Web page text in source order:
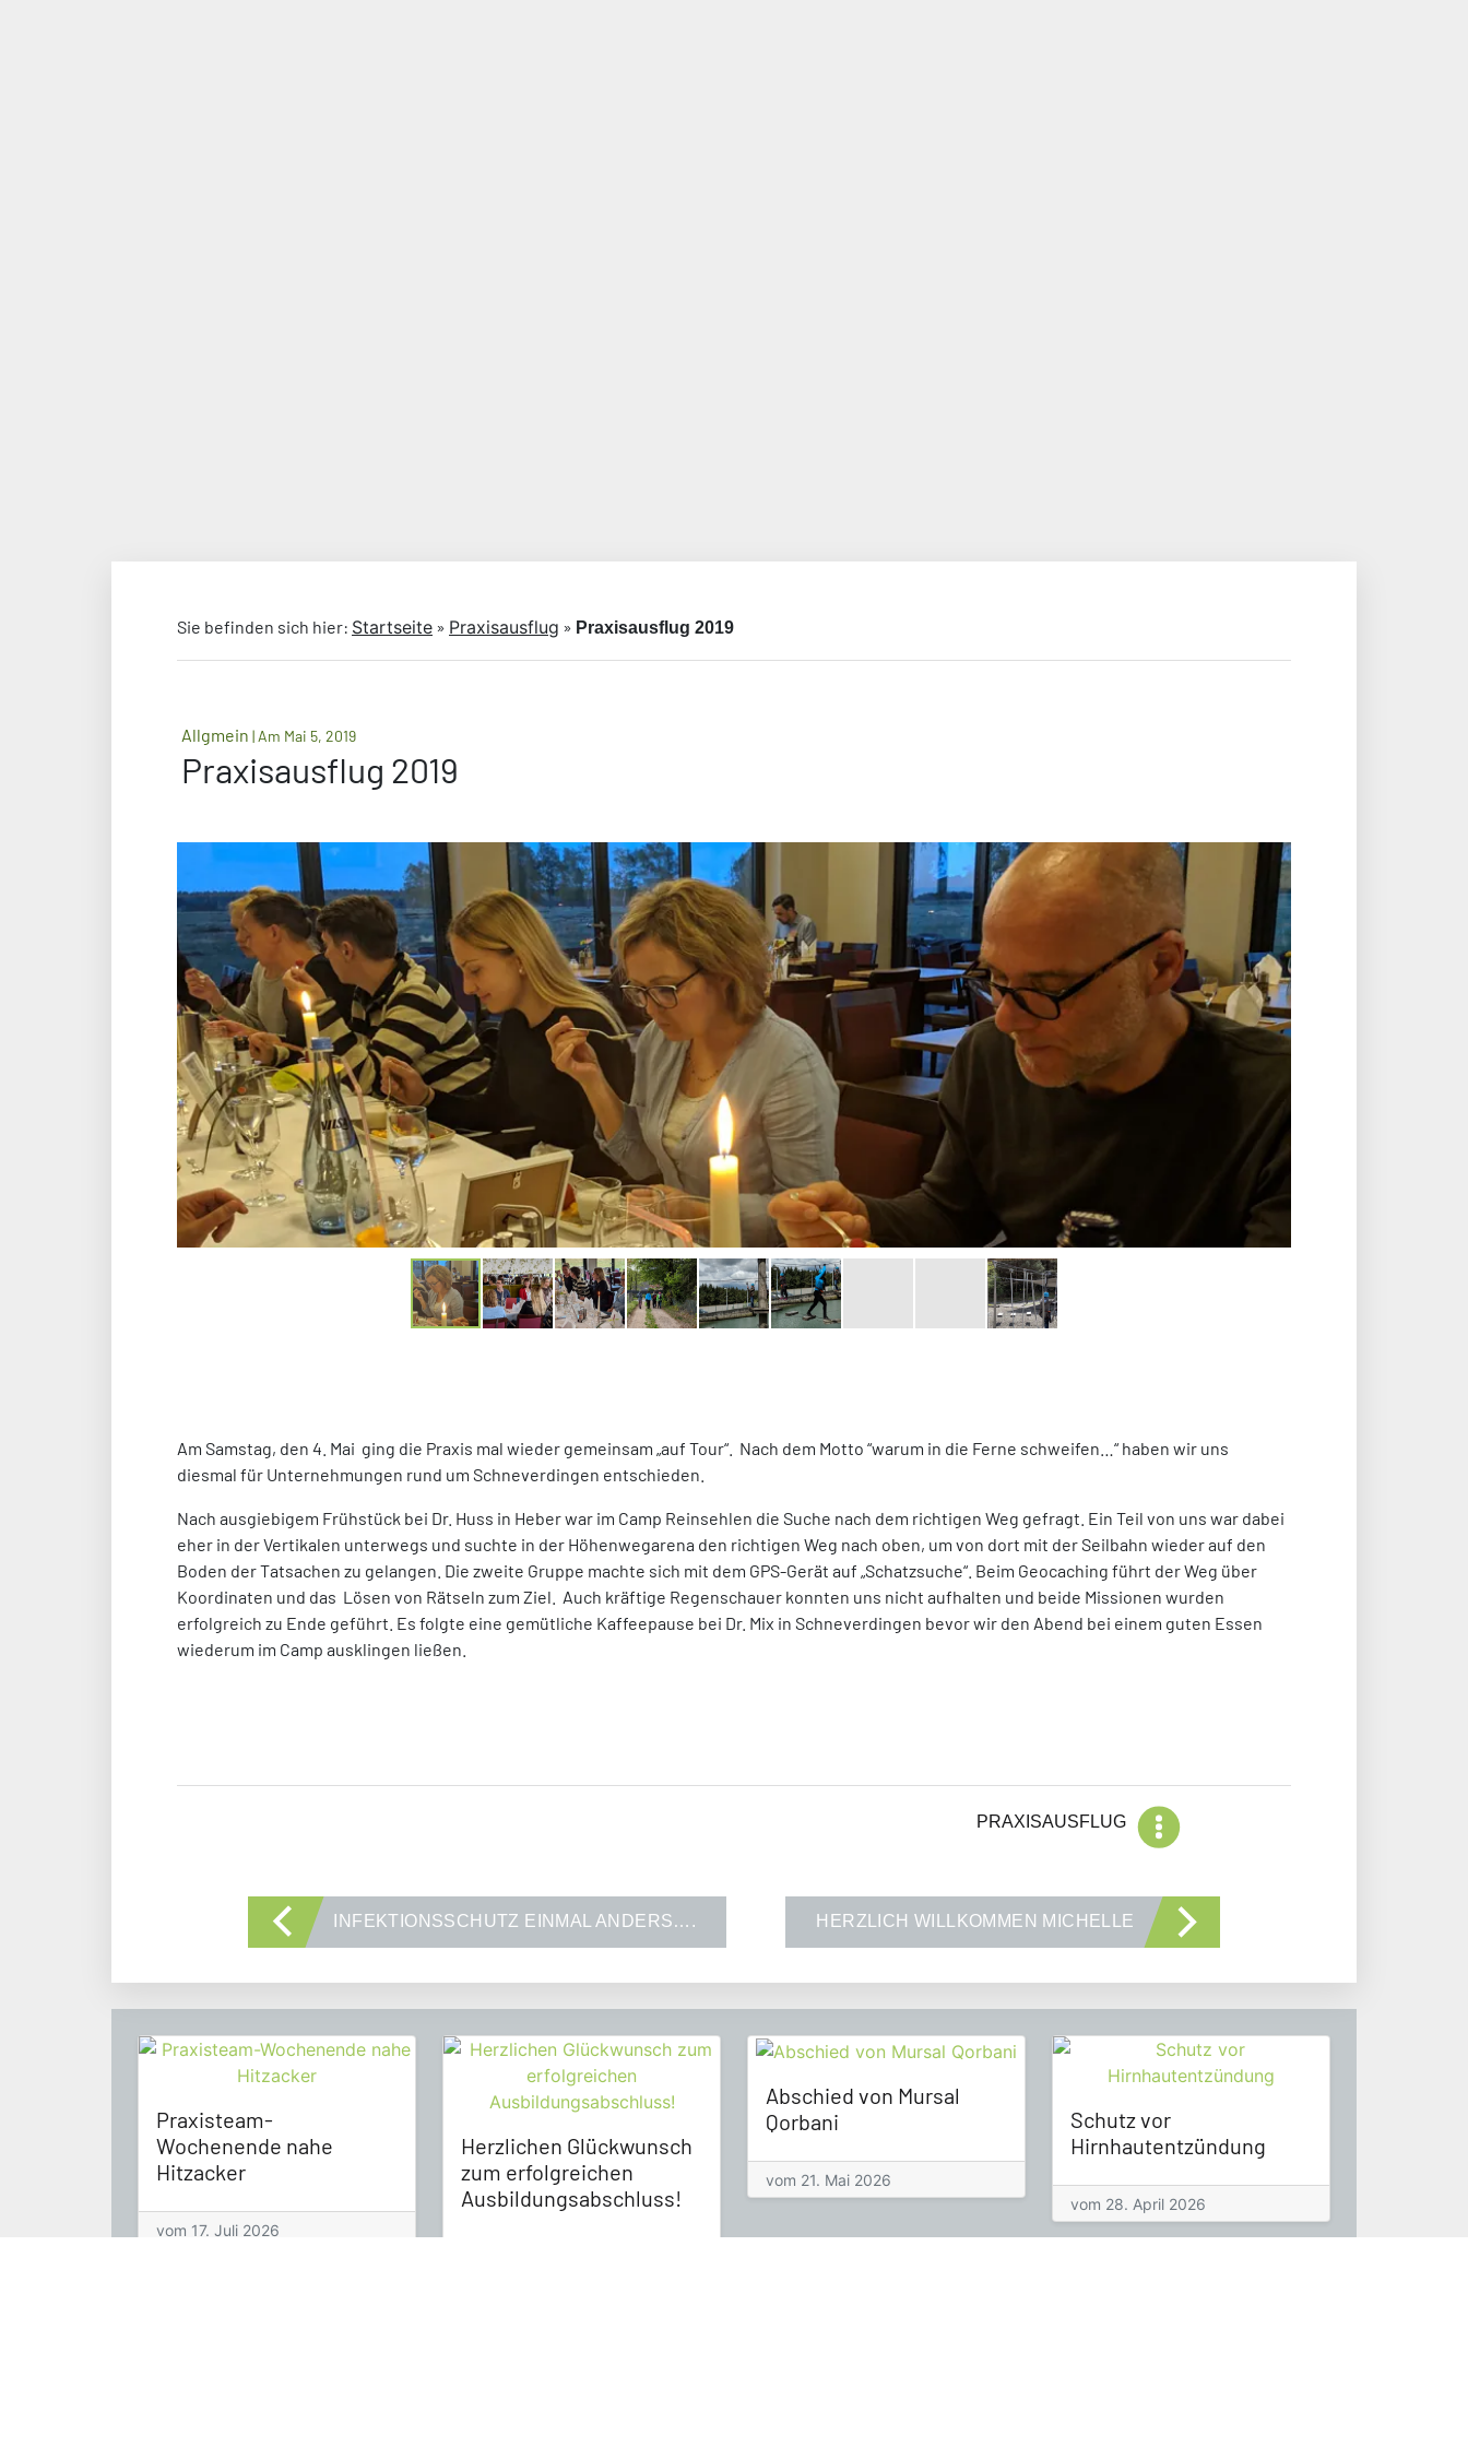
Sie befinden sich hier: Startseite » Praxisausflug » Praxisausflug 2019
Allgmein | Am Mai 5, 2019
Praxisausflug 2019
Am Samstag, den 4. Mai ging die Praxis mal wieder gemeinsam „auf Tour“. Nach dem Motto “warum in die Ferne schweifen…“ haben wir uns
diesmal für Unternehmungen rund um Schneverdingen entschieden.
Nach ausgiebigem Frühstück bei Dr. Huss in Heber war im Camp Reinsehlen die Suche nach dem richtigen Weg gefragt. Ein Teil von uns war dabei
eher in der Vertikalen unterwegs und suchte in der Höhenwegarena den richtigen Weg nach oben, um von dort mit der Seilbahn wieder auf den
Boden der Tatsachen zu gelangen. Die zweite Gruppe machte sich mit dem GPS-Gerät auf „Schatzsuche“. Beim Geocaching führt der Weg über
Koordinaten und das Lösen von Rätseln zum Ziel. Auch kräftige Regenschauer konnten uns nicht aufhalten und beide Missionen wurden
erfolgreich zu Ende geführt. Es folgte eine gemütliche Kaffeepause bei Dr. Mix in Schneverdingen bevor wir den Abend bei einem guten Essen
wiederum im Camp ausklingen ließen.
PRAXISAUSFLUG
INFEKTIONSSCHUTZ EINMAL ANDERS…. HERZLICH WILLKOMMEN MICHELLE
Praxisteam-
Wochenende nahe
Hitzacker
vom 17. Juli 2026
Herzlichen Glückwunsch
zum erfolgreichen
Ausbildungsabschluss!
Abschied von Mursal
Qorbani
vom 21. Mai 2026
Schutz vor
Hirnhautentzündung
vom 28. April 2026